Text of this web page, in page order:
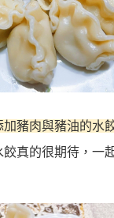
加豬肉與豬油的水
真的很期待，一